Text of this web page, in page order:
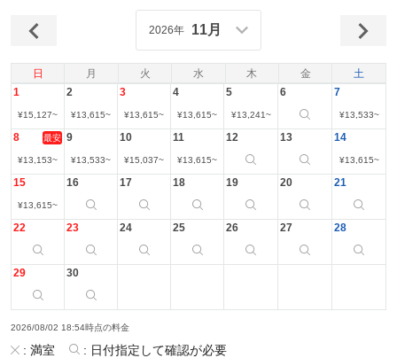
日 月 火 水 木 金 土
2026年 11月
1
¥15,127~
2
¥13,615~
3
¥13,615~
4
¥13,615~
5
¥13,241~
6 7
¥13,533~
8 最安
¥13,153~
9
¥13,533~
10
¥15,037~
11
¥13,615~
12 13 14
¥13,615~
15
¥13,615~
16 17 18 19 20 21
22 23 24 25 26 27 28
29 30
2026/08/02 18:54時点の料金
: 満室 : 日付指定して確認が必要